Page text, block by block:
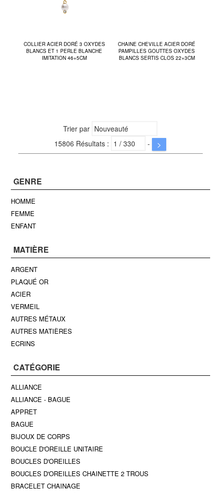
COLLIER ACIER DORÉ 3 OXYDES
BLANCS ET 1 PERLE BLANCHE
IMITATION 46+5CM
CHAINE CHEVILLE ACIER DORÉ
PAMPILLES GOUTTES OXYDES
BLANCS SERTIS CLOS 22+3CM
Trier par
15806 Résultats :
- >
GENRE
HOMME
FEMME
ENFANT
MATIÈRE
ARGENT
PLAQUÉ OR
ACIER
VERMEIL
AUTRES MÉTAUX
AUTRES MATIÈRES
ECRINS
CATÉGORIE
ALLIANCE
ALLIANCE - BAGUE
APPRET
BAGUE
BIJOUX DE CORPS
BOUCLE D'OREILLE UNITAIRE
BOUCLES D'OREILLES
BOUCLES D'OREILLES CHAINETTE 2 TROUS
BRACELET CHAINAGE